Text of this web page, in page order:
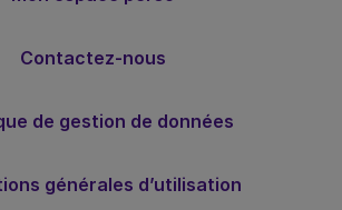
Contactez-nous
de gestion de données
générales d’utilisation